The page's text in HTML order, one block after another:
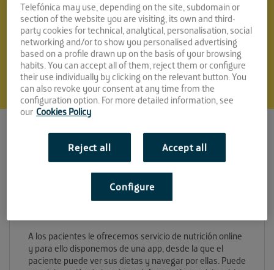
Dietfarma
¿En qué consiste?
Dietfarma se dedica a la digitalización de las consultas
de nutrición, dando servicios a pacientes y a
A los pacientes le ofrecemos servicio de nutrición online
y para ello disponemos de una app, desde la que el
paciente puede ver sus dietas y navegar por ellas. Puede
Telefónica may use, depending on the site, subdomain or
section of the website you are visiting, its own and third-
party cookies for technical, analytical, personalisation, social
networking and/or to show you personalised advertising
based on a profile drawn up on the basis of your browsing
habits. You can accept all of them, reject them or configure
their use individually by clicking on the relevant button. You
can also revoke your consent at any time from the
configuration option. For more detailed information, see
our Cookies Policy
Reject all Accept all
Configure